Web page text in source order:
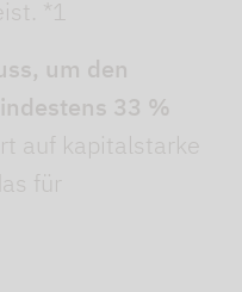
*1
um den
33 %
auf kapitalstarke
für